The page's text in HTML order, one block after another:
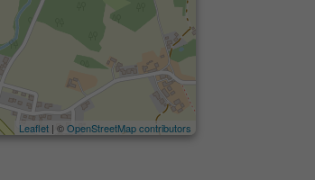
Leaflet | ©OpenStreetMap contributors